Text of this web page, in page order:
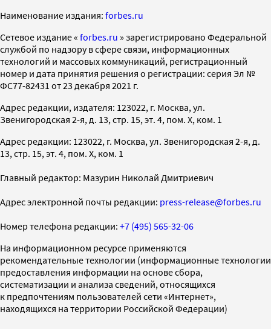
Наименование издания: forbes.ru
Cетевое издание « forbes.ru » зарегистрировано Федеральной
службой по надзору в сфере связи, информационных
технологий и массовых коммуникаций, регистрационный
номер и дата принятия решения о регистрации: серия Эл №
ФС77-82431 от 23 декабря 2021 г.
Адрес редакции, издателя: 123022, г. Москва, ул.
Звенигородская 2-я, д. 13, стр. 15, эт. 4, пом. X, ком. 1
Адрес редакции: 123022, г. Москва, ул. Звенигородская 2-я, д.
13, стр. 15, эт. 4, пом. X, ком. 1
Главный редактор: Мазурин Николай Дмитриевич
Адрес электронной почты редакции: press-release@forbes.ru
Номер телефона редакции: +7 (495) 565-32-06
На информационном ресурсе применяются
рекомендательные технологии (информационные технологии
предоставления информации на основе сбора,
систематизации и анализа сведений, относящихся
к предпочтениям пользователей сети «Интернет»,
находящихся на территории Российской Федерации)